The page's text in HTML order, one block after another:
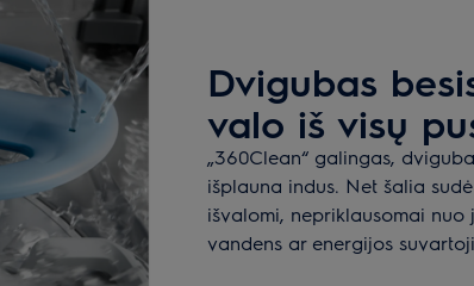
Dvigubas
valo iš visų
„360Clean“ galingas,
išplauna indus. Net šalia
išvalomi, nepriklausomai
vandens ar energijos